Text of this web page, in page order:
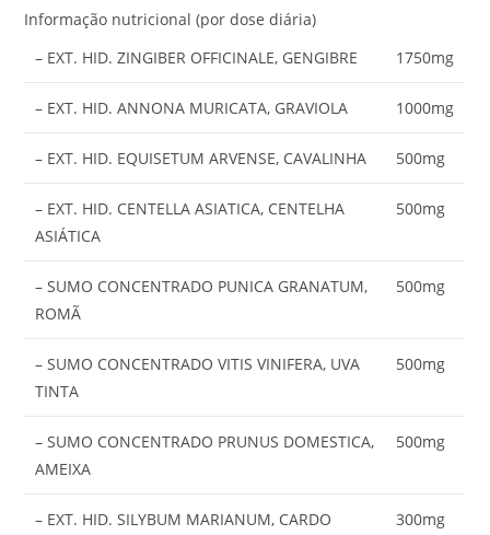
Informação nutricional (por dose diária)
– EXT. HID. ZINGIBER OFFICINALE, GENGIBRE
1750mg
– EXT. HID. ANNONA MURICATA, GRAVIOLA 1000mg
– EXT. HID. EQUISETUM ARVENSE, CAVALINHA 500mg
– EXT. HID. CENTELLA ASIATICA, CENTELHA
ASIÁTICA
500mg
– SUMO CONCENTRADO PUNICA GRANATUM,
ROMÃ
500mg
– SUMO CONCENTRADO VITIS VINIFERA, UVA
TINTA
500mg
– SUMO CONCENTRADO PRUNUS DOMESTICA,
AMEIXA
500mg
– EXT. HID. SILYBUM MARIANUM, CARDO
300mg